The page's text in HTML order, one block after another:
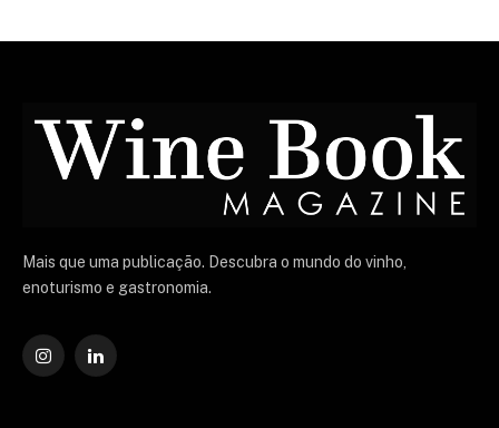
Mais que uma publicação. Descubra o mundo do vinho,
enoturismo e gastronomia.
Instagram
O